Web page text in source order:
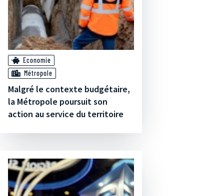
Economie
Métropole
Malgré le contexte budgétaire,
la Métropole poursuit son
action au service du territoire